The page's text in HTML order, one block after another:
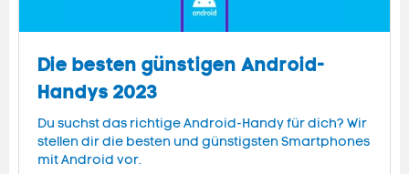
Die besten günstigen Android-
Handys 2023
Du suchst das richtige Android-Handy für dich? Wir
stellen dir die besten und günstigsten Smartphones
mit Android vor.